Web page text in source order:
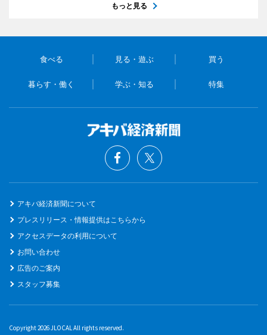
もっと見る
食べる 見る・遊ぶ 買う
暮らす・働く 学ぶ・知る 特集
アキバ経済新聞について
プレスリリース・情報提供はこちらから
アクセスデータの利用について
お問い合わせ
広告のご案内
スタッフ募集
Copyright 2026 JLOCAL All rights reserved.